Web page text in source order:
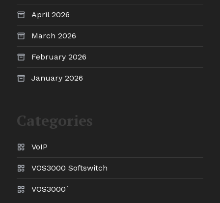
April 2026
March 2026
February 2026
January 2026
Categories
VoIP
VOS3000 Softswitch
VOS3000`